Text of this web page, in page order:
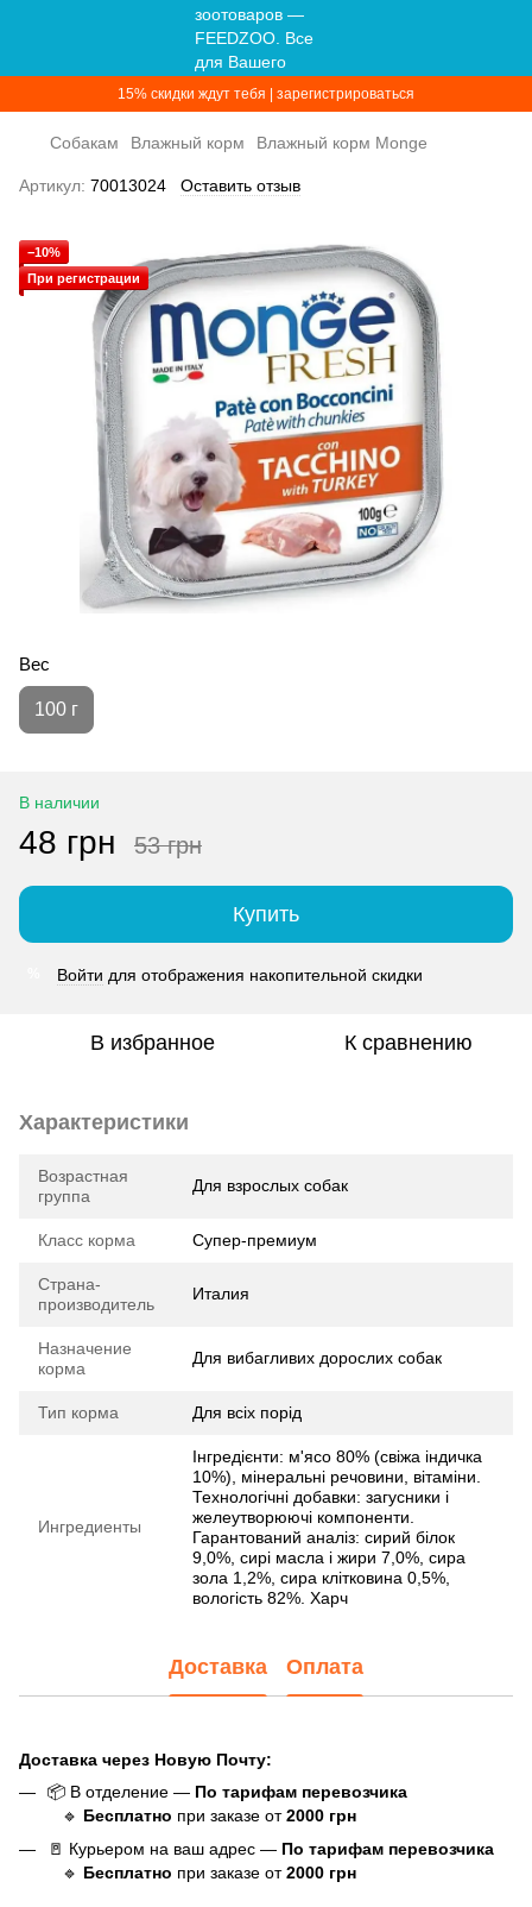
15% скидки ждут тебя | зарегистрироваться
Собакам Влажный корм Влажный корм Monge
Артикул: 70013024 Оставить отзыв
−10%
При регистрации
Вес
100 г
В наличии
48 грн 53 грн
Купить
Войти для отображения накопительной скидки
В избранное К сравнению
Характеристики
Возрастная
группа
Для взрослых собак
Класс корма Супер-премиум
Страна-
производитель
Италия
Назначение
корма
Для вибагливих дорослих собак
Тип корма Для всіх порід
Ингредиенты
Інгредієнти: м'ясо 80% (свіжа індичка
10%), мінеральні речовини, вітаміни.
Технологічні добавки: загусники і
желеутворюючі компоненти.
Гарантований аналіз: сирий білок
9,0%, сирі масла і жири 7,0%, сира
зола 1,2%, сира клітковина 0,5%,
вологість 82%. Харч
Доставка Оплата
Доставка через Новую Почту:
📦 В отделение — По тарифам перевозчика
🔹 Бесплатно при заказе от2000 грн
🚪 Курьером на ваш адрес — По тарифам перевозчика
🔹 Бесплатно при заказе от2000 грн